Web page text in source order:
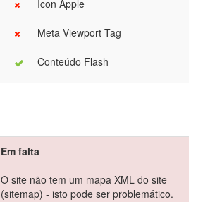
Icon Apple
Meta Viewport Tag
Conteúdo Flash
Em falta
O site não tem um mapa XML do site
(sitemap) - isto pode ser problemático.